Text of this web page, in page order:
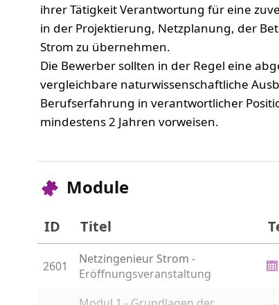
ihrer Tätigkeit Verantwortung für eine
in der Projektierung, Netzplanung, der
Strom zu übernehmen.
Die Bewerber sollten in der Regel eine
vergleichbare naturwissenschaftliche
Berufserfahrung in verantwortlicher
mindestens 2 Jahren vorweisen.
Module
ID Titel
2601
Netzingenieur Strom -
Eröffnungsveranstaltung